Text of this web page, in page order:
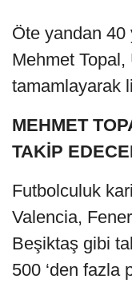
Öte yandan 40
Mehmet
tamamlayarak
MEHMET
TAKİP
Futbolculuk
Valencia,
Beşiktaş gibi
500 ‘den fazla